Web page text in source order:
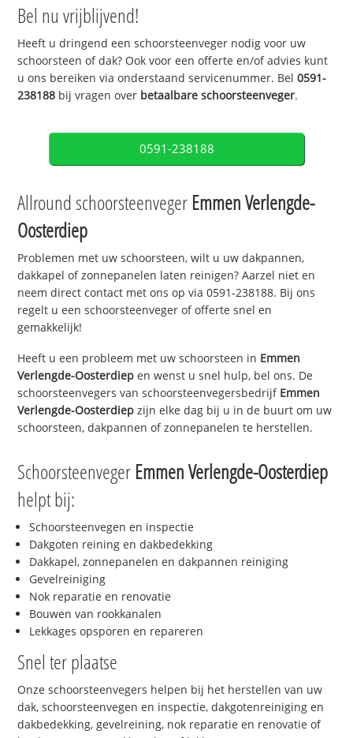
Bel nu vrijblijvend!
Heeft u dringend een schoorsteenveger nodig voor uw
schoorsteen of dak? Ook voor een offerte en/of advies kunt
u ons bereiken via onderstaand servicenummer. Bel0591-
238188 bij vragen over betaalbare schoorsteenveger.
0591-238188
Allround schoorsteenveger Emmen Verlengde-
Oosterdiep
Problemen met uw schoorsteen, wilt u uw dakpannen,
dakkapel of zonnepanelen laten reinigen? Aarzel niet en
neem direct contact met ons op via 0591-238188. Bij ons
regelt u een schoorsteenveger of offerte snel en
gemakkelijk!
Heeft u een probleem met uw schoorsteen in Emmen
Verlengde-Oosterdiep en wenst u snel hulp, bel ons. De
schoorsteenvegers van schoorsteenvegersbedrijf Emmen
Verlengde-Oosterdiep zijn elke dag bij u in de buurt om uw
schoorsteen, dakpannen of zonnepanelen te herstellen.
Schoorsteenveger Emmen Verlengde-Oosterdiep
helpt bij:
Schoorsteenvegen en inspectie
Dakgoten reining en dakbedekking
Dakkapel, zonnepanelen en dakpannen reiniging
Gevelreiniging
Nok reparatie en renovatie
Bouwen van rookkanalen
Lekkages opsporen en repareren
Snel ter plaatse
Onze schoorsteenvegers helpen bij het herstellen van uw
dak, schoorsteenvegen en inspectie, dakgotenreiniging en
dakbedekking, gevelreining, nok reparatie en renovatie of